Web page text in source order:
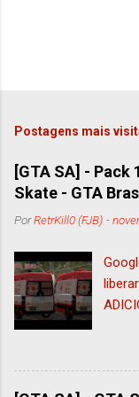
Postagens mais
[GTA SA] - Pack
Skate - GTA
PorRetrKill0 (FJB) -
05/